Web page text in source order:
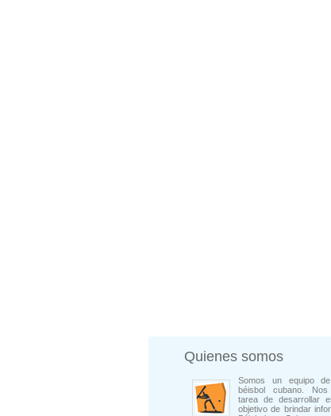
Quienes somos
Somos un equipo
béisbol cubano.
tarea de desarrollar
objetivo de brindar